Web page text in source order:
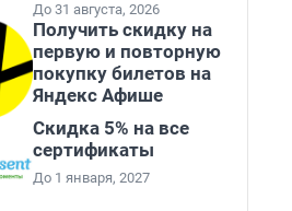
До 31 августа, 2026
Получить скидку на
первую и повторную
покупку билетов на
Яндекс Афише
Скидка 5% на все
сертификаты
До 1 января, 2027